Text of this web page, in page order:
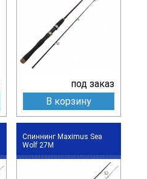
под заказ
В корзину
Спиннинг Maximus Sea
Wolf 27M